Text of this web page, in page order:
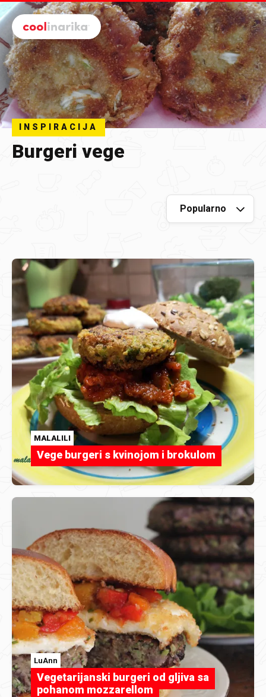
Preskoči na glavni sadržaj
INSPIRACIJA
Burgeri vege
MALALILI
Vege burgeri s kvinojom i brokulom
LuAnn
Vegetarijanski burgeri od gljiva sa
pohanom mozzarellom